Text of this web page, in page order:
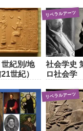
紀別/地
世紀）
リベラルアーツ
社会学史
ロ社会学
リベラルアーツ